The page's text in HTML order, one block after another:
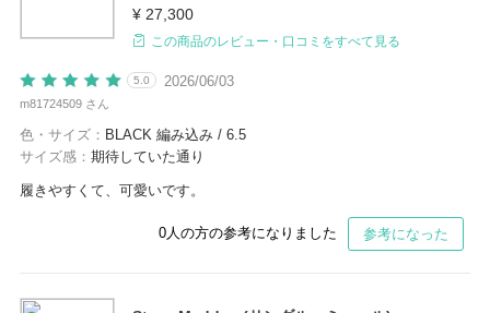
¥ 27,300
この商品のレビュー・口コミをすべて見る
2026/06/03
5.0
m81724509 さん
色・サイズ： BLACK 編み込み / 6.5
サイズ感： 期待していた通り
履きやすくて、可愛いです。
0人の方の参考になりました 参考になった